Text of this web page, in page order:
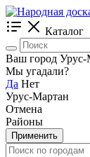
Каталог
Ваш город Урус-
Мы угадали?
Да Нет
Урус-Мартан
Отмена
Районы
Применить